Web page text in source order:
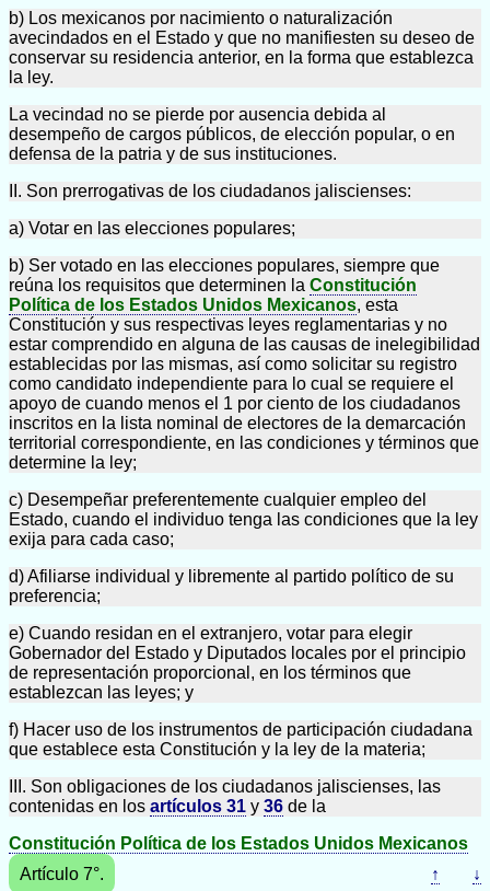
b) Los mexicanos por nacimiento o naturalización
avecindados en el Estado y que no manifiesten su deseo de
conservar su residencia anterior, en la forma que establezca
la ley.
La vecindad no se pierde por ausencia debida al
desempeño de cargos públicos, de elección popular, o en
defensa de la patria y de sus instituciones.
II. Son prerrogativas de los ciudadanos jaliscienses:
a) Votar en las elecciones populares;
b) Ser votado en las elecciones populares, siempre que
reúna los requisitos que determinen la Constitución
Política de los Estados Unidos Mexicanos, esta
Constitución y sus respectivas leyes reglamentarias y no
estar comprendido en alguna de las causas de inelegibilidad
establecidas por las mismas, así como solicitar su registro
como candidato independiente para lo cual se requiere el
apoyo de cuando menos el 1 por ciento de los ciudadanos
inscritos en la lista nominal de electores de la demarcación
territorial correspondiente, en las condiciones y términos que
determine la ley;
c) Desempeñar preferentemente cualquier empleo del
Estado, cuando el individuo tenga las condiciones que la ley
exija para cada caso;
d) Afiliarse individual y libremente al partido político de su
preferencia;
e) Cuando residan en el extranjero, votar para elegir
Gobernador del Estado y Diputados locales por el principio
de representación proporcional, en los términos que
establezcan las leyes; y
f) Hacer uso de los instrumentos de participación ciudadana
que establece esta Constitución y la ley de la materia;
III. Son obligaciones de los ciudadanos jaliscienses, las
contenidas en los artículos 31 y 36 de la
Constitución Política de los Estados Unidos Mexicanos
Artículo 7°.
↑ ↓